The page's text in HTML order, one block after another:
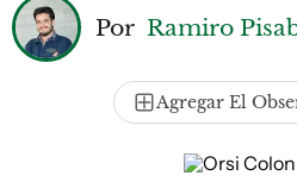
Por Ramiro
Agregar El